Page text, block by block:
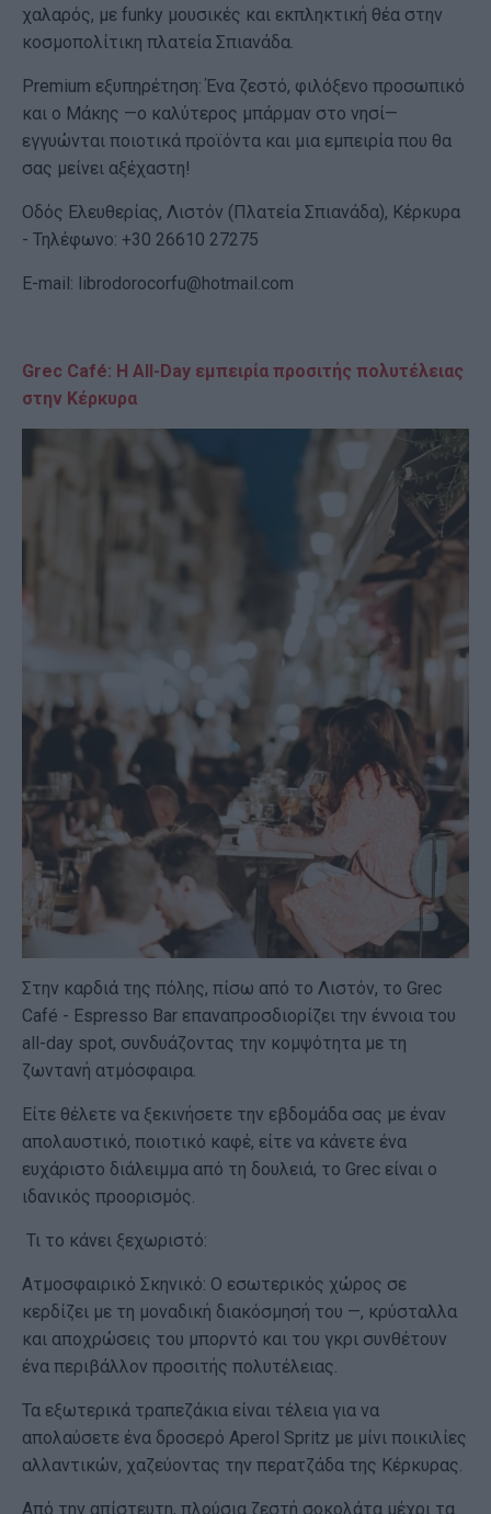
χαλαρός, με funky μουσικές και εκπληκτική θέα στην
κοσμοπολίτικη πλατεία Σπιανάδα.
Premium εξυπηρέτηση: Ένα ζεστό, φιλόξενο προσωπικό
και ο Μάκης —ο καλύτερος μπάρμαν στο νησί—
εγγυώνται ποιοτικά προϊόντα και μια εμπειρία που θα
σας μείνει αξέχαστη!
Οδός Ελευθερίας, Λιστόν (Πλατεία Σπιανάδα), Κέρκυρα
- Τηλέφωνο: +30 26610 27275
E-mail: librodorocorfu@hotmail.com
Grec Café: Η All-Day εμπειρία προσιτής πολυτέλειας
στην Κέρκυρα
Στην καρδιά της πόλης, πίσω από το Λιστόν, το Grec
Café - Espresso Bar επαναπροσδιορίζει την έννοια του
all-day spot, συνδυάζοντας την κομψότητα με τη
ζωντανή ατμόσφαιρα.
Είτε θέλετε να ξεκινήσετε την εβδομάδα σας με έναν
απολαυστικό, ποιοτικό καφέ, είτε να κάνετε ένα
ευχάριστο διάλειμμα από τη δουλειά, το Grec είναι ο
ιδανικός προορισμός.
Τι το κάνει ξεχωριστό:
Ατμοσφαιρικό Σκηνικό: Ο εσωτερικός χώρος σε
κερδίζει με τη μοναδική διακόσμησή του —, κρύσταλλα
και αποχρώσεις του μπορντό και του γκρι συνθέτουν
ένα περιβάλλον προσιτής πολυτέλειας.
Τα εξωτερικά τραπεζάκια είναι τέλεια για να
απολαύσετε ένα δροσερό Aperol Spritz με μίνι ποικιλίες
αλλαντικών, χαζεύοντας την περατζάδα της Κέρκυρας.
Από την απίστευτη, πλούσια ζεστή σοκολάτα μέχρι τα